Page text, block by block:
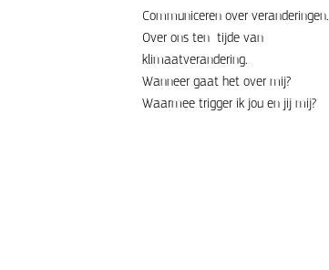
Communiceren over veranderingen.
Over ons ten tijde van
klimaatverandering.
Wanneer gaat het over mij?
Waarmee trigger ik jou en jij mij?